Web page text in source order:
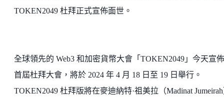
TOKEN2049 杜拜正式宣佈面世。
全球領先的 Web3 和加密貨幣大會「TOKEN2049」今天宣
首屆杜拜大會，將於 2024 年 4 月 18 日至 19 日舉行。
TOKEN2049 杜拜版將在麥迪納特·祖美拉（Madinat